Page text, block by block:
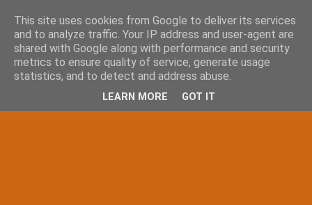
This site uses cookies from Google to deliver its services
and to analyze traffic. Your IP address and user-agent are
shared with Google along with performance and security
metrics to ensure quality of service, generate usage
statistics, and to detect and address abuse.
LEARN MORE GOT IT